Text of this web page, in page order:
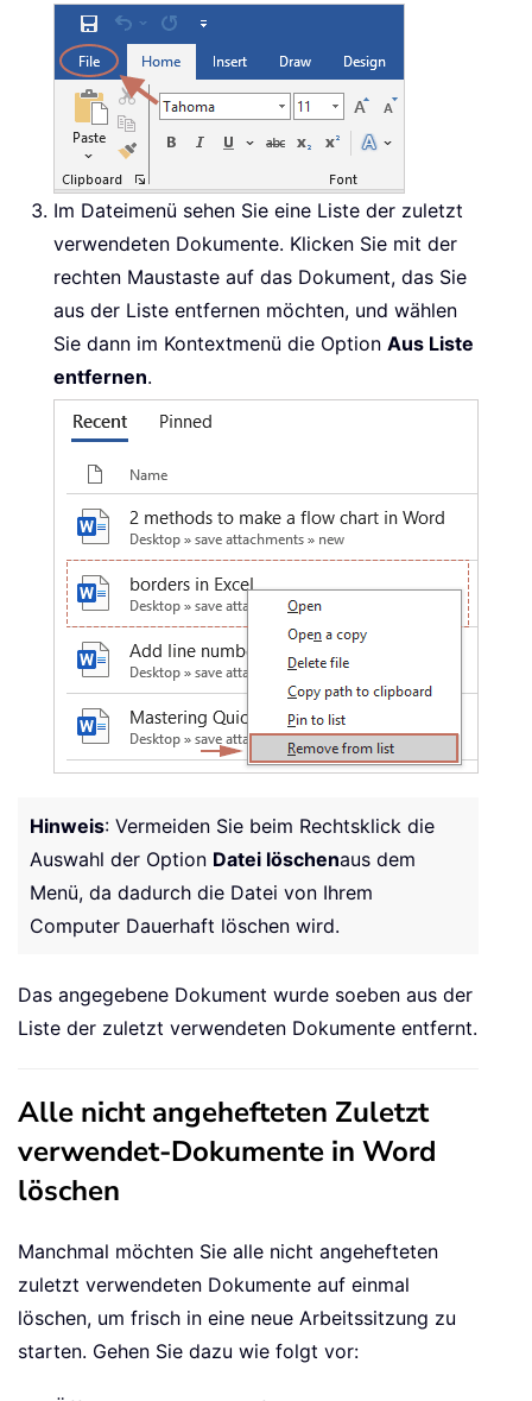
Im Dateimenü sehen Sie eine Liste der zuletzt
verwendeten Dokumente. Klicken Sie mit der
rechten Maustaste auf das Dokument, das Sie
aus der Liste entfernen möchten, und wählen
Sie dann im Kontextmenü die Option Aus Liste
entfernen.
Hinweis: Vermeiden Sie beim Rechtsklick die
Auswahl der Option Datei löschenaus dem
Menü, da dadurch die Datei von Ihrem
Computer Dauerhaft löschen wird.
Das angegebene Dokument wurde soeben aus der
Liste der zuletzt verwendeten Dokumente entfernt.
Alle nicht angehefteten Zuletzt
verwendet-Dokumente in Word
löschen
Manchmal möchten Sie alle nicht angehefteten
zuletzt verwendeten Dokumente auf einmal
löschen, um frisch in eine neue Arbeitssitzung zu
starten. Gehen Sie dazu wie folgt vor: